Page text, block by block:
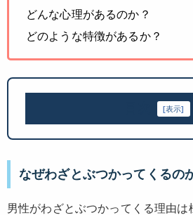
どんな心理があるのか？
どのような特徴があるか？
[表示]
なぜわざとぶつかってくるの
男性がわざとぶつかってくる理由は